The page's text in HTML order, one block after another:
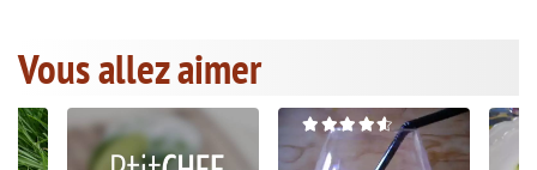
Vous allez aimer